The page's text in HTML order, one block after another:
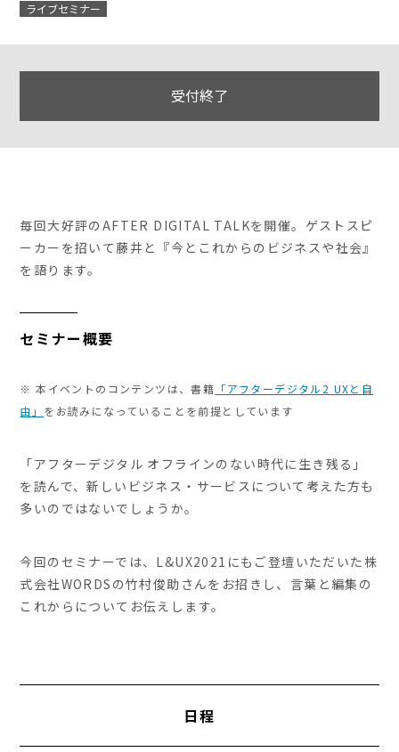
ライブセミナー
受付終了
毎回大好評のAFTER DIGITAL TALKを開催。ゲストスピ
ーカーを招いて藤井と『今とこれからのビジネスや社会』
を語ります。
セミナー概要
※ 本イベントのコンテンツは、書籍 「アフターデジタル2 UXと自
由」 をお読みになっていることを前提としています
「アフターデジタル オフラインのない時代に生き残る」
を読んで、新しいビジネス・サービスについて考えた方も
多いのではないでしょうか。
今回のセミナーでは、L&UX2021にもご登壇いただいた株
式会社WORDSの竹村俊助さんをお招きし、言葉と編集の
これからについてお伝えします。
日程